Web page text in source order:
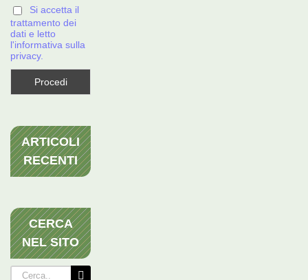
Si accetta il
trattamento dei
dati e letto
l'informativa sulla
privacy.
ARTICOLI
RECENTI
CERCA
NEL SITO
Cerca